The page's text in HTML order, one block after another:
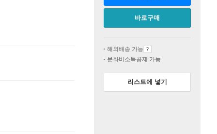
바로구매
해외배송 가능
문화비소득공제 가능
리스트에 넣기